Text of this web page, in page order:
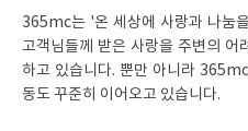
365mc는 '온 세상에 사랑과 나눔
고객님들께 받은 사랑을 주변의 어
하고 있습니다. 뿐만 아니라
동도 꾸준히 이어오고 있습니다.